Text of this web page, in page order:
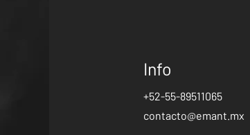
Info
+52-55-89511065
contacto@emant.mx